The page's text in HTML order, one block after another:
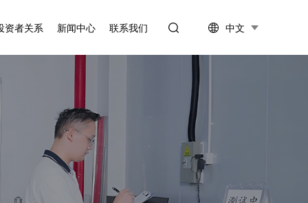
资者关系 新闻中心
公司新闻
行业资讯
联系我们 中文